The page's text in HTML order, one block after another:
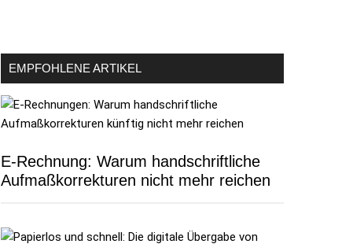
EMPFOHLENE ARTIKEL
E-Rechnung: Warum handschriftliche
Aufmaßkorrekturen nicht mehr reichen